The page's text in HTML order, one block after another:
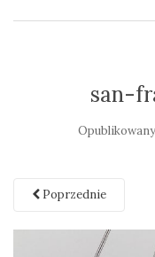
san-
Opublikowany
Poprzednie